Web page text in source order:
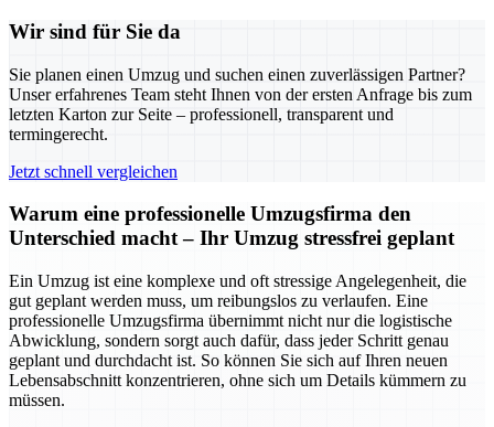
Wir sind für Sie da
Sie planen einen Umzug und suchen einen zuverlässigen Partner?
Unser erfahrenes Team steht Ihnen von der ersten Anfrage bis zum
letzten Karton zur Seite – professionell, transparent und
termingerecht.
Jetzt schnell vergleichen
Warum eine professionelle Umzugsfirma den
Unterschied macht – Ihr Umzug stressfrei geplant
Ein Umzug ist eine komplexe und oft stressige Angelegenheit, die
gut geplant werden muss, um reibungslos zu verlaufen. Eine
professionelle Umzugsfirma übernimmt nicht nur die logistische
Abwicklung, sondern sorgt auch dafür, dass jeder Schritt genau
geplant und durchdacht ist. So können Sie sich auf Ihren neuen
Lebensabschnitt konzentrieren, ohne sich um Details kümmern zu
müssen.